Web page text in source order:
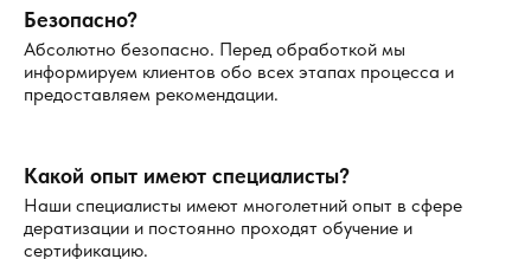
Безопасно?
Абсолютно безопасно. Перед обработкой мы
информируем клиентов обо всех этапах процесса и
предоставляем рекомендации.
Какой опыт имеют специалисты?
Наши специалисты имеют многолетний опыт в сфере
дератизации и постоянно проходят обучение и
сертификацию.